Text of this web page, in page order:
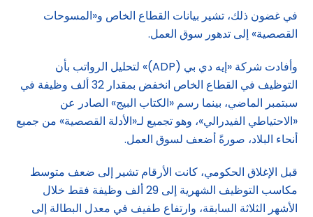
في غضون ذلك، تشير بيانات القطاع الخاص و«المسوحات
القصصية» إلى تدهور سوق العمل.
وأفادت شركة «إيه دي بي (ADP)» لتحليل الرواتب بأن
التوظيف في القطاع الخاص انخفض بمقدار 32 ألف وظيفة في
سبتمبر الماضي، بينما رسم «الكتاب البيج» الصادر عن
«الاحتياطي الفيدرالي»، وهو تجميع لـ«الأدلة القصصية» من جميع
أنحاء البلاد، صورةً أضعف لسوق العمل.
قبل الإغلاق الحكومي، كانت الأرقام تشير إلى ضعف متوسط
مكاسب التوظيف الشهرية إلى 29 ألف وظيفة فقط خلال
الأشهر الثلاثة السابقة، وارتفاع طفيف في معدل البطالة إلى